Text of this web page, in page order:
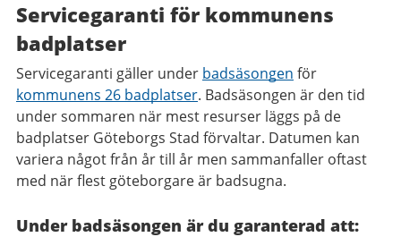
Servicegaranti för kommunens
badplatser
Servicegaranti gäller under badsäsongen för
kommunens 26 badplatser. Badsäsongen är den tid
under sommaren när mest resurser läggs på de
badplatser Göteborgs Stad förvaltar. Datumen kan
variera något från år till år men sammanfaller oftast
med när flest göteborgare är badsugna.
Under badsäsongen är du garanterad att: